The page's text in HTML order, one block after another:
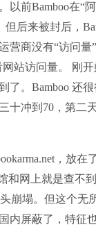
以前Bamboo在“
但后来被封后，
营商没有“访问
网站访问量。 刚
了。Bamboo 还
十冲到70，第二
，放
和网上就是查不
崩塌。但这个
内屏蔽了，特征